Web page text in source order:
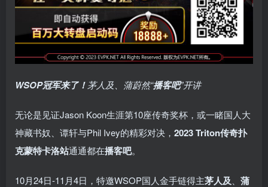
WSOP冠军来了！茅人及、蒲蔚然“播客吧”开讲
无论是见证Jason Koon生涯第10座传奇奖杯，或一睹国人大
神藏书奴、谭轩与Phil Ivey的精彩对决， 2023 Triton传奇扑
克蒙特卡洛站通通都在播客吧。
10月24日-11月4日，特邀WSOP国人金手链得主茅人及、 蒲